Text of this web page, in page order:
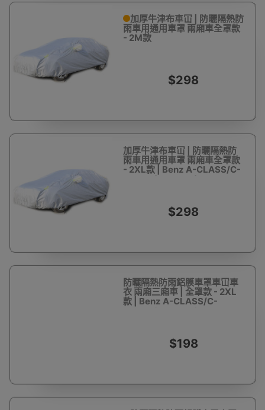
加厚牛津布車冚 | 防曬隔熱防
雨車用通用車罩 兩廂車全罩款
- 2M款
$298
加厚牛津布車冚 | 防曬隔熱防
雨車用通用車罩 兩廂車全罩款
- 2XL款 | Benz A-CLASS/C-
CLASS/AUDI A4/BMW
$298
防曬隔熱防雨鋁膜車罩車冚車
衣 兩廂三廂車 | 全罩款 - 2XL
款 | Benz A-CLASS/C-
CLASS/AUDI A4/BMW
$198